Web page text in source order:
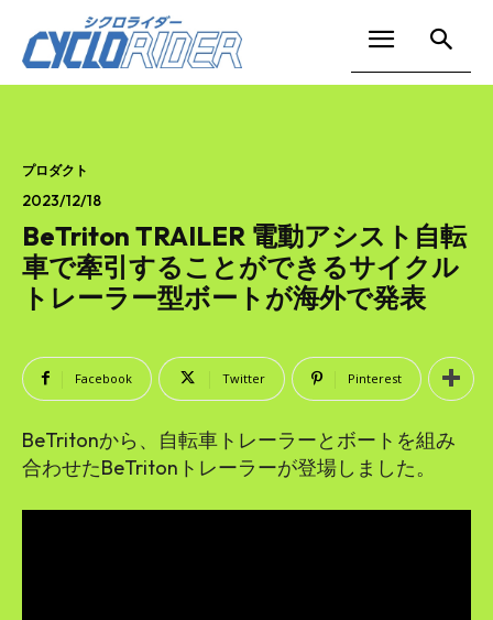
プロダクト
2023/12/18
BeTriton TRAILER 電動アシスト自転
車で牽引することができるサイクル
トレーラー型ボートが海外で発表
Facebook Twitter Pinterest
BeTritonから、自転車トレーラーとボートを組み
合わせたBeTritonトレーラーが登場しました。